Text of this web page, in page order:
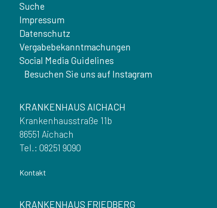
Suche
Impressum
Datenschutz
Vergabebekanntmachungen
Social Media Guidelines
Besuchen Sie uns auf Instagram
KRANKENHAUS AICHACH
Krankenhausstraße 11b
86551 Aichach
Tel.: 08251 9090
Kontakt
KRANKENHAUS FRIEDBERG